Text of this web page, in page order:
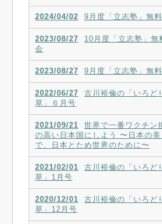
2024/04/02 9月度「立志塾」無
2023/08/27
10月度「立志塾」無
会
2023/08/27 9月度「立志塾」無
2022/06/27
古川裕倫の「いろど
草」６月号
2021/09/21
世界で一番ワクチン
の高い日本国にしよう 〜日本の
で、日本とため世界のために〜
2021/02/01
古川裕倫の「いろど
草」1月号
2020/12/01
古川裕倫の「いろど
草」12月号